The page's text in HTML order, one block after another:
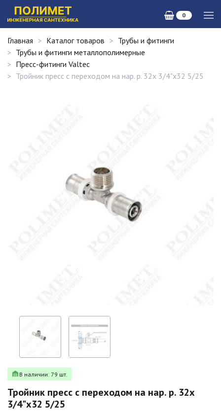
0
Главная Каталог товаров
Трубы и фитинги
Трубы и фитинги металлополимерные
Пресс-фитинги Valtec
Тройник пресс с переходом на нар. р. 32х 3/4"х32 5/25
В наличии: 79 шт.
Тройник пресс с переходом на нар. р. 32х
3/4"х32 5/25